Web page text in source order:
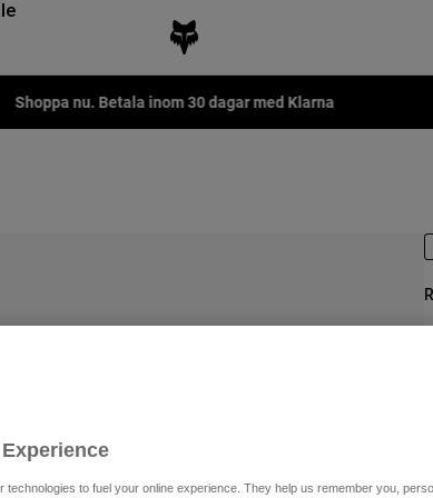
Shoppa nu. Betala inom 30 dagar med Klarna
technologies to fuel your online experience. They help us remember you,